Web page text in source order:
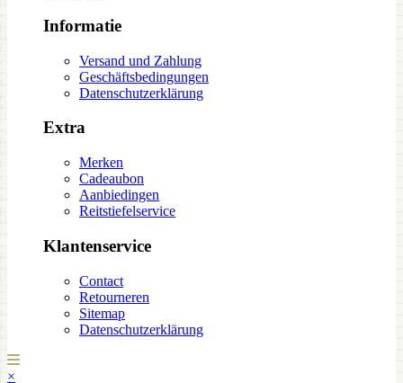
Informatie
Versand und Zahlung
Geschäftsbedingungen
Datenschutzerklärung
Extra
Merken
Cadeaubon
Aanbiedingen
Reitstiefelservice
Klantenservice
Contact
Retourneren
Sitemap
Datenschutzerklärung
×